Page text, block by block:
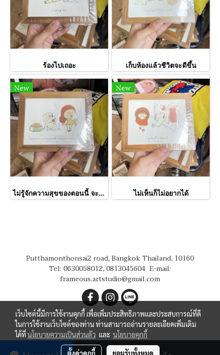
ร้องไปเถอะ เก็บห้องแล้วชีวิตจะดีขึ้น
New
ไม่รู้จักความสุขของตอนนี้ จะตอนไหนก็ไม่มีความสุข
New
ไม่เห็นก็ไม่อยากได้
Putthamonthonsai2 road, Bangkok Thailand, 10160
Tel: 0630058012, 0813045604 E-mail:
frameous.artstudio@gmail.com
Copy right by frame-ous.com
เว็บไซต์นี้มีการใช้งานคุกกี้ เพื่อเพิ่มประสิทธิภาพและประสบการณ์ที่ดี
ในการใช้งานเว็บไซต์ของท่าน ท่านสามารถอ่านรายละเอียดเพิ่มเติม
ได้ที่นโยบายความเป็นส่วนตัว และ นโยบายคุกกี้
ตั้งค่าคุกกี้ ยอมรับทั้งหมด